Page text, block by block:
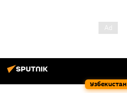
Узбекистан